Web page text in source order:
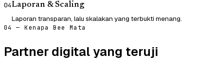
04Laporan & Scaling
Laporan transparan, lalu skalakan yang terbukti menang.
04 — Kenapa Bee Mata
Partner digital yang teruji